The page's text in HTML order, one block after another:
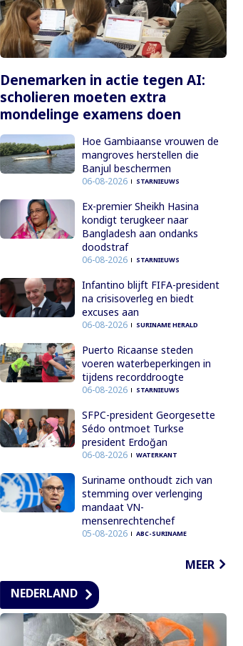
Denemarken in actie tegen AI:
scholieren moeten extra
mondelinge examens doen
Hoe Gambiaanse vrouwen de
mangroves herstellen die
Banjul beschermen
06-08-2026 STARNIEUWS
Ex-premier Sheikh Hasina
kondigt terugkeer naar
Bangladesh aan ondanks
doodstraf
06-08-2026 STARNIEUWS
Infantino blijft FIFA-president
na crisisoverleg en biedt
excuses aan
06-08-2026 SURINAME HERALD
Puerto Ricaanse steden
voeren waterbeperkingen in
tijdens recorddroogte
06-08-2026 STARNIEUWS
SFPC-president Georgesette
Sédo ontmoet Turkse
president Erdoğan
06-08-2026 WATERKANT
Suriname onthoudt zich van
stemming over verlenging
mandaat VN-
mensenrechtenchef
05-08-2026 ABC-SURINAME
MEER
NEDERLAND